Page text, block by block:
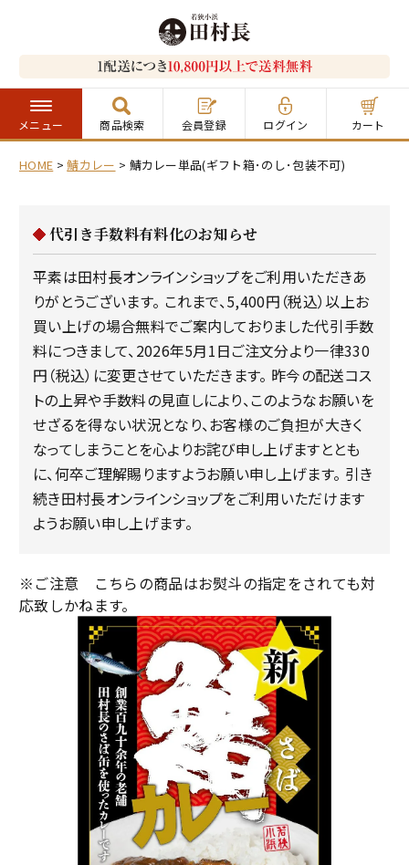
メニュー 商品検索 会員登録 ログイン カート
HOME 鯖カレー 鯖カレー単品(ギフト箱･のし･包装不可)
代引き手数料有料化のお知らせ
平素は田村長オンラインショップをご利用いただきあ
りがとうございます。 これまで、5,400円（税込）以上お
買い上げの場合無料でご案内しておりました代引手数
料につきまして、2026年5月1日ご注文分より一律330
円（税込）に変更させていただきます。 昨今の配送コス
トの上昇や手数料の見直しにより、このようなお願いを
せざるを得ない状況となり、お客様のご負担が大きく
なってしまうことを心よりお詫び申し上げますととも
に、何卒ご理解賜りますようお願い申し上げます。 引き
続き田村長オンラインショップをご利用いただけます
ようお願い申し上げます。
※ご注意 こちらの商品はお熨斗の指定をされても対
応致しかねます。